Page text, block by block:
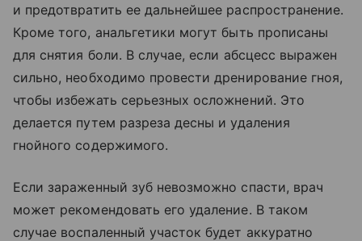
и предотвратить ее дальнейшее распространение.
Кроме того, анальгетики могут быть прописаны
для снятия боли. В случае, если абсцесс выражен
сильно, необходимо провести дренирование гноя,
чтобы избежать серьезных осложнений. Это
делается путем разреза десны и удаления
гнойного содержимого.
Если зараженный зуб невозможно спасти, врач
может рекомендовать его удаление. В таком
случае воспаленный участок будет аккуратно